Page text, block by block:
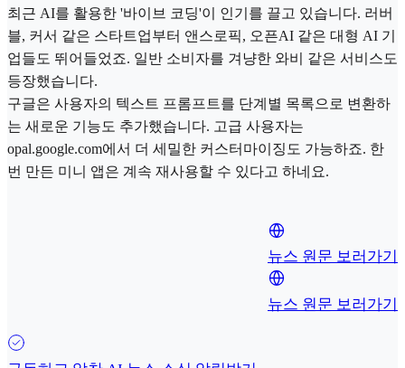
최근 AI를 활용한 '바이브 코딩'이 인기를 끌고 있습니다. 러버
블, 커서 같은 스타트업부터 앤스로픽, 오픈AI 같은 대형 AI 기
업들도 뛰어들었죠. 일반 소비자를 겨냥한 와비 같은 서비스도
등장했습니다.
구글은 사용자의 텍스트 프롬프트를 단계별 목록으로 변환하
는 새로운 기능도 추가했습니다. 고급 사용자는
opal.google.com에서 더 세밀한 커스터마이징도 가능하죠. 한
번 만든 미니 앱은 계속 재사용할 수 있다고 하네요.
뉴스 원문 보러가기
뉴스 원문 보러가기